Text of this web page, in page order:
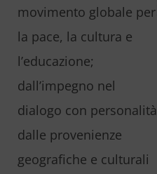
movimento globale per
la pace, la cultura e
l’educazione;
dall’impegno nel
dialogo con personalità
dalle provenienze
geografiche e culturali